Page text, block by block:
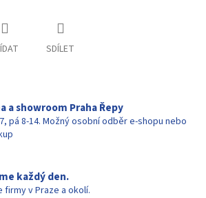
SDÍLET
a showroom Praha Řepy
pá 8-14. Možný osobní odběr e-shopu nebo
každý den.
firmy v Praze a okolí.